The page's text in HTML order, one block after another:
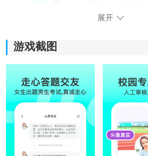
Lucky软件还能用吗：
目前长期未更新，匹配机制与活跃用
体验较为陈旧。
《Lucky》软件怎么用｜新手快速上手
展开
游戏截图